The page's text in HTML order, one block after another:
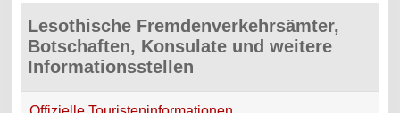
Lesothische Fremdenverkehrsämter,
Botschaften, Konsulate und weitere
Informationsstellen